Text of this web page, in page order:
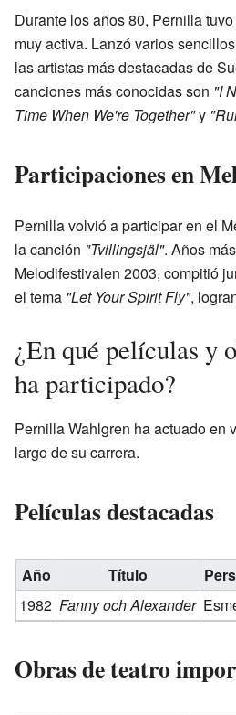
Durante los años 80, Pernilla
muy activa. Lanzó varios
las artistas más destacadas de
canciones más conocidas son "I
Time When We're Together"y
Participaciones en
Pernilla volvió a participar en el
la canción "Tvillingsjäl". Años
Melodifestivalen 2003, compitió
el tema "Let Your Spirit Fly",
¿En qué películas y
ha participado?
Pernilla Wahlgren ha actuado en
largo de su carrera.
Películas destacadas
Año Título
1982 Fanny och Alexander
Obras de teatro